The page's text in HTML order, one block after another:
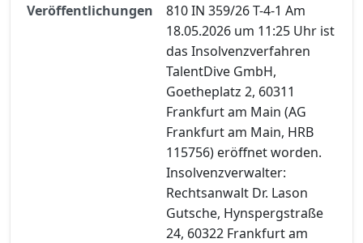
Veröffentlichungen
810 IN 359/26 T-4-1 Am
18.05.2026 um 11:25 Uhr ist
das Insolvenzverfahren
TalentDive GmbH,
Goetheplatz 2, 60311
Frankfurt am Main (AG
Frankfurt am Main, HRB
115756) eröffnet worden.
Insolvenzverwalter:
Rechtsanwalt Dr. Lason
Gutsche, Hynspergstraße
24, 60322 Frankfurt am